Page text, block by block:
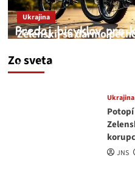
Zo sveta
Ukrajina
Zelenskij sa darmo
medvedar
Ukrajina
JNS